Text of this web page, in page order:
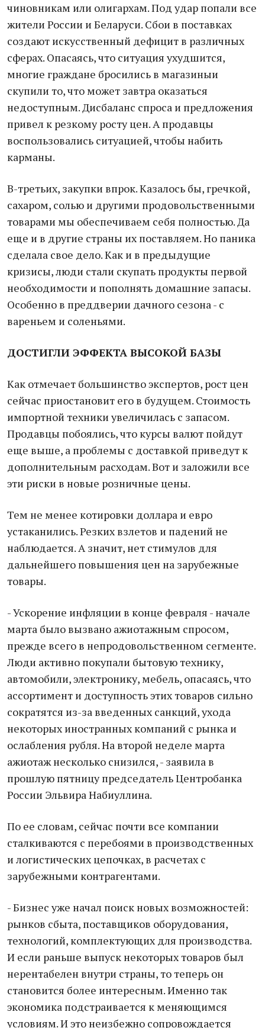
чиновникам или олигархам. Под удар попали все
жители России и Беларуси. Сбои в поставках
создают искусственный дефицит в различных
сферах. Опасаясь, что ситуация ухудшится,
многие граждане бросились в магазиныи
скупили то, что может завтра оказаться
недоступным. Дисбаланс спроса и предложения
привел к резкому росту цен. А продавцы
воспользовались ситуацией, чтобы набить
карманы.
В-третьих, закупки впрок. Казалось бы, гречкой,
сахаром, солью и другими продовольственными
товарами мы обеспечиваем себя полностью. Да
еще и в другие страны их поставляем. Но паника
сделала свое дело. Как и в предыдущие
кризисы, люди стали скупать продукты первой
необходимости и пополнять домашние запасы.
Особенно в преддверии дачного сезона - с
вареньем и соленьями.
ДОСТИГЛИ ЭФФЕКТА ВЫСОКОЙ БАЗЫ
Как отмечает большинство экспертов, рост цен
сейчас приостановит его в будущем. Стоимость
импортной техники увеличилась с запасом.
Продавцы побоялись, что курсы валют пойдут
еще выше, а проблемы с доставкой приведут к
дополнительным расходам. Вот и заложили все
эти риски в новые розничные цены.
Тем не менее котировки доллара и евро
устаканились. Резких взлетов и падений не
наблюдается. А значит, нет стимулов для
дальнейшего повышения цен на зарубежные
товары.
- Ускорение инфляции в конце февраля - начале
марта было вызвано ажиотажным спросом,
прежде всего в непродовольственном сегменте.
Люди активно покупали бытовую технику,
автомобили, электронику, мебель, опасаясь, что
ассортимент и доступность этих товаров сильно
сократятся из-за введенных санкций, ухода
некоторых иностранных компаний с рынка и
ослабления рубля. На второй неделе марта
ажиотаж несколько снизился, - заявила в
прошлую пятницу председатель Центробанка
России Эльвира Набиуллина.
По ее словам, сейчас почти все компании
сталкиваются с перебоями в производственных
и логистических цепочках, в расчетах с
зарубежными контрагентами.
- Бизнес уже начал поиск новых возможностей:
рынков сбыта, поставщиков оборудования,
технологий, комплектующих для производства.
И если раньше выпуск некоторых товаров был
нерентабелен внутри страны, то теперь он
становится более интересным. Именно так
экономика подстраивается к меняющимся
условиям. И это неизбежно сопровождается